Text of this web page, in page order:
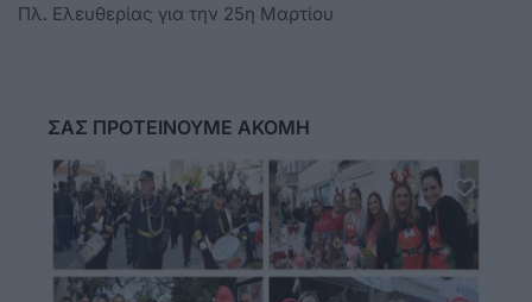
Πλ. Ελευθερίας για την 25η Μαρτίου
ΣΑΣ ΠΡΟΤΕΙΝΟΥΜΕ ΑΚΟΜΗ